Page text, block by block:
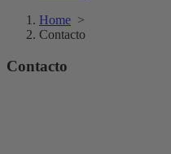
Home >
Contacto
Contacto